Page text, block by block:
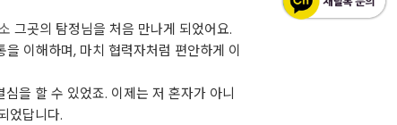
그곳의 탐정님을 처음 만나게 되었어요.
이해하며, 마치 협력자처럼 편안하게 이
을 할 수 있었죠. 이제는 저 혼자가 아니
었답니다.